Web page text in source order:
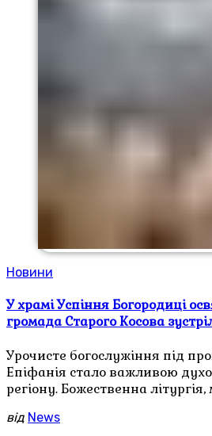
Новини
У храмі Успіння Богородиці
громада Старого Косова
Урочисте богослужіння під
Епіфанія стало важливою
регіону. Божественна
від News